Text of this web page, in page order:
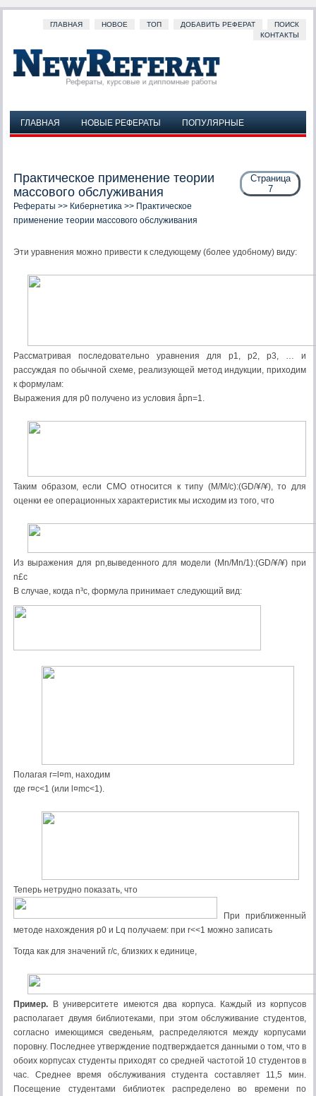
ГЛАВНАЯ НОВОЕ ТОП ДОБАВИТЬ РЕФЕРАТ
ПОИСК
КОНТАКТЫ
ГЛАВНАЯ НОВЫЕ РЕФЕРАТЫ
ПОПУЛЯРНЫЕ
Страница
7
Практическое применение теории
массового обслуживания
Рефераты >> Кибернетика >> Практическое
применение теории массового обслуживания
Эти уравнения можно привести к следующему (более удобному) виду:
Рассматривая последовательно уравнения для р1, р2, р3, … и
рассуждая по обычной схеме, реализующей метод индукции, приходим
к формулам:
Выражения для р0 получено из условия åрn=1.
Таким образом, если СМО относится к типу (M/M/c):(GD/¥/¥), то для
оценки ее операционных характеристик мы исходим из того, что
Из выражения для рn,выведенного для модели (Mn/Mn/1):(GD/¥/¥) при
n£c
В случае, когда n³с, формула принимает следующий вид:
Полагая r=l¤m, находим
где r¤с<1 (или l¤mс<1).
Теперь нетрудно показать, что
При приближенный
методе нахождения р0 и Lq получаем: при r<<1 можно записать
Тогда как для значений r/с, близких к единице,
Пример. В университете имеются два корпуса. Каждый из корпусов
располагает двумя библиотеками, при этом обслуживание студентов,
согласно имеющимся сведеньям, распределяются между корпусами
поровну. Последнее утверждение подтверждается данными о том, что в
обоих корпусах студенты приходят со средней частотой 10 студентов в
час. Среднее время обслуживания студента составляет 11,5 мин.
Посещение студентами библиотек распределено во времени по